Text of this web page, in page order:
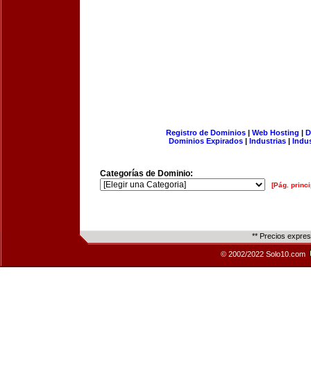
Registro de Dominios| Web Hosting |
Dominios Expirados | Industrias |
Categorías de Dominio:
[Pág.
** Precios
© 2002/2022 Solo10.com